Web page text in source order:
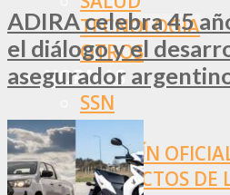
TECNOLOGÍA
OTROS
NORMAS
SSN
SRT
BOLETÍN
PROYECTOS DE
ADIRA celebra 45
el diálogo y el
asegurador